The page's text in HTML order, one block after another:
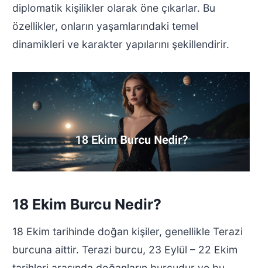
diplomatik kişilikler olarak öne çıkarlar. Bu
özellikler, onların yaşamlarındaki temel
dinamikleri ve karakter yapılarını şekillendirir.
18 Ekim Burcu Nedir?
18 Ekim tarihinde doğan kişiler, genellikle Terazi
burcuna aittir. Terazi burcu, 23 Eylül – 22 Ekim